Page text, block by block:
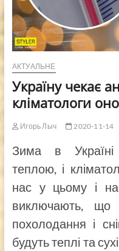
АКТУАЛЬНЕ
Україну чекає
кліматологи
Игорь Лыч 2020-11-14
Зима в Україні
теплою, і
нас у цьому і
виключають, що
похолодання і
будуть теплі та